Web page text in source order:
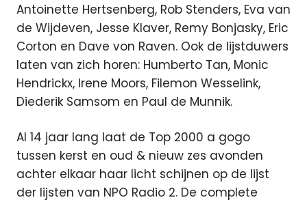
Antoinette Hertsenberg, Rob Stenders, Eva van
de Wijdeven, Jesse Klaver, Remy Bonjasky, Eric
Corton en Dave von Raven. Ook de lijstduwers
laten van zich horen: Humberto Tan, Monic
Hendrickx, Irene Moors, Filemon Wesselink,
Diederik Samsom en Paul de Munnik.
Al 14 jaar lang laat de Top 2000 a gogo
tussen kerst en oud & nieuw zes avonden
achter elkaar haar licht schijnen op de lijst
der lijsten van NPO Radio 2. De complete